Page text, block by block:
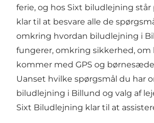
ferie, og hos Sixt biludlejning står
klar til at besvare alle de
omkring hvordan biludlejning i
fungerer, omkring sikkerhed, om
kommer med GPS og
Uanset hvilke spørgsmål du har
biludlejning i Billund og valg af
Sixt Biludlejning klar til at